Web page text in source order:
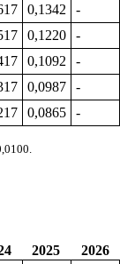
0,1342
-
0,1220
-
0,1092
-
0,0987
-
0,0865 -
2025
2026